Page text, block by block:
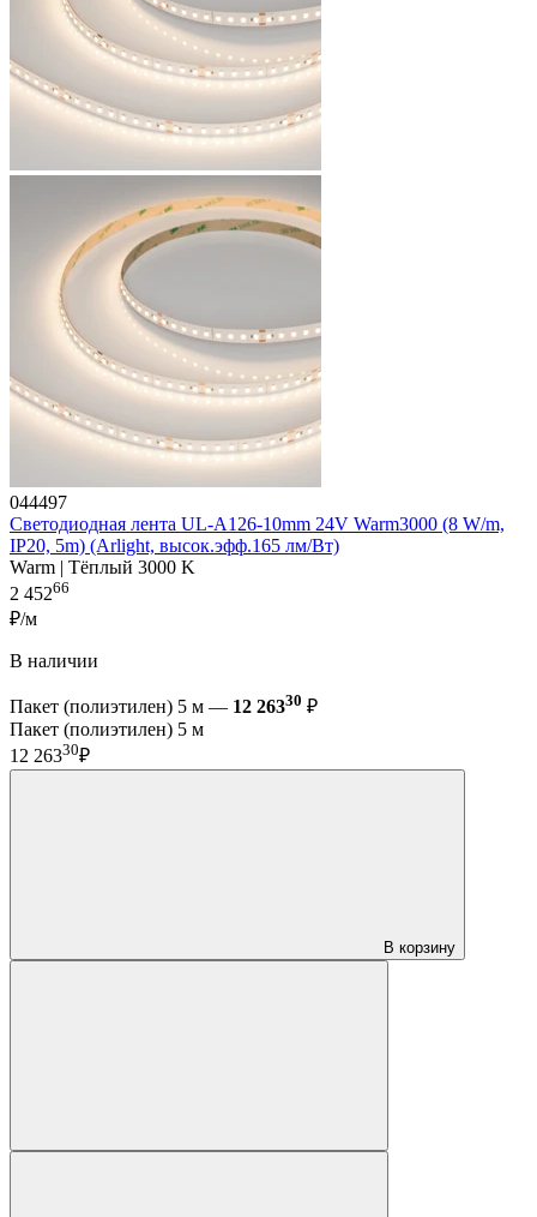
044497
Светодиодная лента UL-A126-10mm 24V Warm3000 (8 W/m,
IP20, 5m) (Arlight, высок.эфф.165 лм/Вт)
Warm | Тёплый 3000 K
2 45266
₽/м
В наличии
Пакет (полиэтилен) 5 м — 12 26330 ₽
Пакет (полиэтилен) 5 м
12 26330₽
В корзину